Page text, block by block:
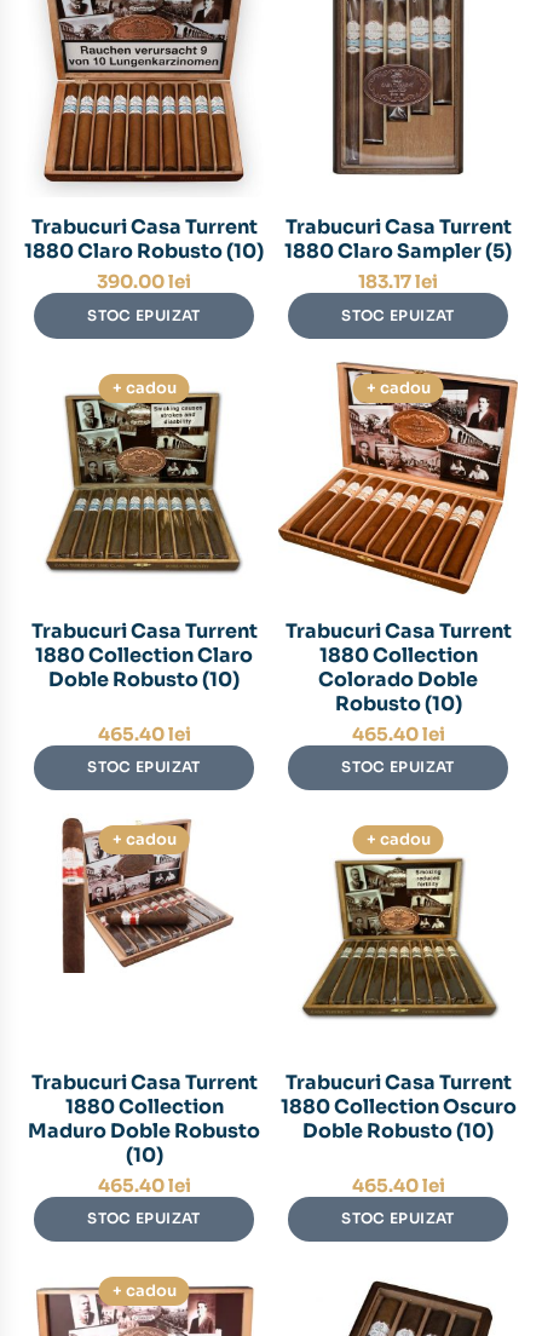
Trabucuri Casa Turrent
1880 Claro Robusto (10)
390.00lei
STOC EPUIZAT
Trabucuri Casa Turrent
1880 Claro Sampler (5)
183.17lei
STOC EPUIZAT
+ cadou
Trabucuri Casa Turrent
1880 Collection Claro
Doble Robusto (10)
465.40lei
STOC EPUIZAT
+ cadou
Trabucuri Casa Turrent
1880 Collection
Colorado Doble
Robusto (10)
465.40lei
STOC EPUIZAT
+ cadou
Trabucuri Casa Turrent
1880 Collection
Maduro Doble Robusto
(10)
465.40lei
STOC EPUIZAT
+ cadou
Trabucuri Casa Turrent
1880 Collection Oscuro
Doble Robusto (10)
465.40lei
STOC EPUIZAT
+ cadou